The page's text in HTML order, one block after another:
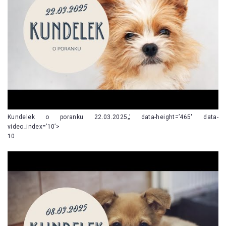
Kundelek o poranku 22.03.2025„’ data-height=’465′ data-
video_index=’10’>
10